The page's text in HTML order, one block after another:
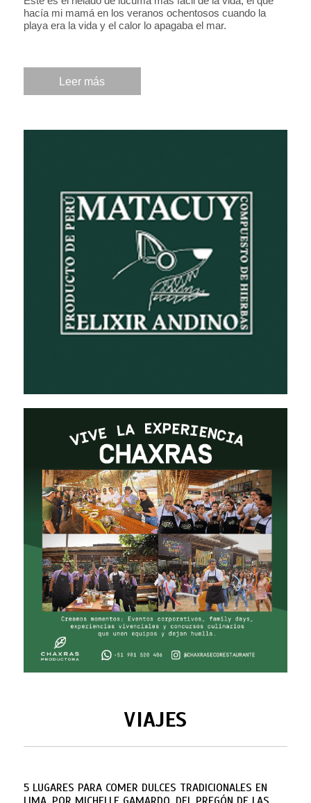
hacía mi mamá en los veranos ochentosos cuando la
playa era la vida y el calor lo apagaba el mar.
Leer más
VIAJES
5 LUGARES PARA COMER DULCES TRADICIONALES EN